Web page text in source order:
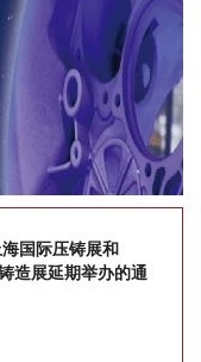
国际压铸展和
造展延期举办的通